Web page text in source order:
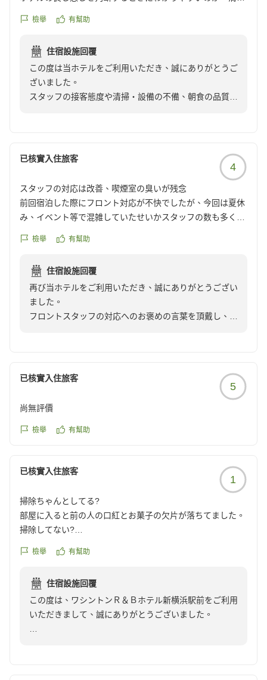
良いホテルは必ず清掃員が明るく挨拶するように教育されて
殆ど。挨拶したのは清掃員の責任者らしき男性と、外国籍の
女性一人だけ。連泊で10人以上のスタッフとすれ違ったが目
も合わせない、待機中にフロアでスマホを触る人ばかりで驚
いた。案の定、館内で行き届いてないと感じる部分が多かっ
朝食は800円。味のしない色付きのスープ(設定ミスか中身の
補充が出来ていない)、内容はパン3〜4種、レタス、ビーン
ズサラダ、ポテトサラダ、ゆで卵、カレー。あとはシリアル
とヨーグルト。
すぐ隣のコンビニのほうがおすすめ。
部屋は狭いが壁は割と厚めで音はそこまで気にならない。ラ
自販機が釣り銭切れだと違う階のフロントに行く必要がある
ので若干手間。
エレベーターが2台しかなく2階以上はセキュリティの都合で
檢舉 有幫助
住宿設施回覆
この度は当ホテルをご利用いただき、誠にありがとうご
ざいました。
スタッフの接客態度や清掃・設備の不備、朝食の品質に
教育、備品・衛生管理の徹底、朝食内容の見直しを直ち
に行ってまいります。なお、階段の利用制限は防犯上の
理由によるものですが、混雑緩和に向けた運用面の工夫
にも努めてまいります。
貴重なご意見をお寄せいただきましたことに感謝申し上
ます。
已核實入住旅客
4
スタッフの対応は改善、喫煙室の臭いが残念
前回宿泊した際にフロント対応が不快でしたが、今回は夏休
み、イベント等で混雑していたせいかスタッフの数も多くと
です。ただ、お部屋を喫煙室で間違えて予約してしまった自
ックに吊るした洋服がタバコ臭なってしまったのが残念でし
た。
クチコミの詳細はこちらから
檢舉 有幫助
住宿設施回覆
再び当ホテルをご利用いただき、誠にありがとうござい
ました。
フロントスタッフの対応へのお褒めの言葉を頂戴し、大
事前にお知らせいただけましたら、可能な限り禁煙室へ
の変更や強力な脱臭対応を承っておりますので、次回お
困りの際はぜひお気軽にフロントへご相談ください。
ております。
已核實入住旅客
5
尚無評價
檢舉 有幫助
已核實入住旅客
1
掃除ちゃんとしてる?
部屋に入ると前の人の口紅とお菓子の欠片が落ちてました。
掃除してない?
われたけど、時間も遅く早く休みたかったので部屋の変更は
いろんなところに宿泊してますがこんなことは初めてです。
もう利用することはないでしょう。
クチコミの詳細はこちらから
https://review.travel.rakuten.co.jp/hotel/voice/18170?
檢舉 有幫助
住宿設施回覆
この度は、ワシントンＲ＆Ｂホテル新横浜駅前をご利用
いただきまして、誠にありがとうございました。